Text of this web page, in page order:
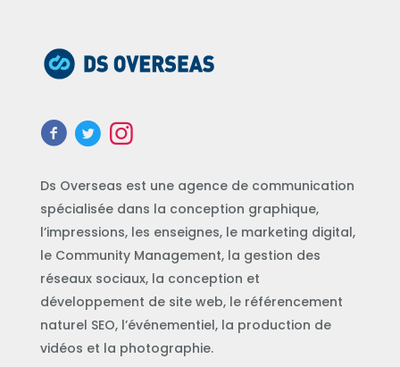
Ds Overseas est une agence de communication
spécialisée dans la conception graphique,
l’impressions, les enseignes, le marketing digital,
le Community Management, la gestion des
réseaux sociaux, la conception et
développement de site web, le référencement
naturel SEO, l’événementiel, la production de
vidéos et la photographie.